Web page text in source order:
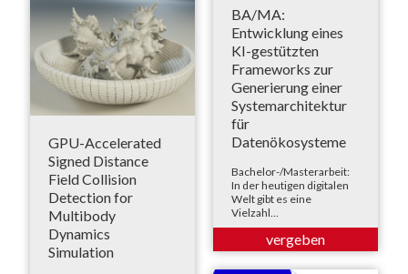
BA/MA:
Entwicklung eines
KI-gestützten
Frameworks zur
Generierung einer
Systemarchitektur
für
Datenökosysteme
Bachelor-/Masterarbeit:
In der heutigen digitalen
Welt gibt es eine
Vielzahl...
GPU-Accelerated
Signed Distance
Field Collision
Detection for
Multibody
Dynamics
Simulation